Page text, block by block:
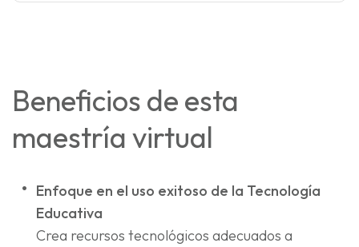
Beneficios de esta
maestría virtual
Enfoque en el uso exitoso de la Tecnología
Educativa
Crea recursos tecnológicos adecuados a